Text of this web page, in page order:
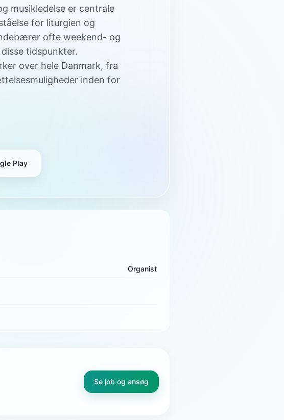
musikledelse er centrale
for liturgien og
ofte weekend- og
tidspunkter.
over hele Danmark, fra
inden for
Play
Organist
Se job og ansøg